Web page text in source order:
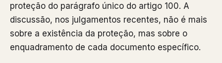
proteção do parágrafo único do artigo 100. A
discussão, nos julgamentos recentes, não é mais
sobre a existência da proteção, mas sobre o
enquadramento de cada documento específico.